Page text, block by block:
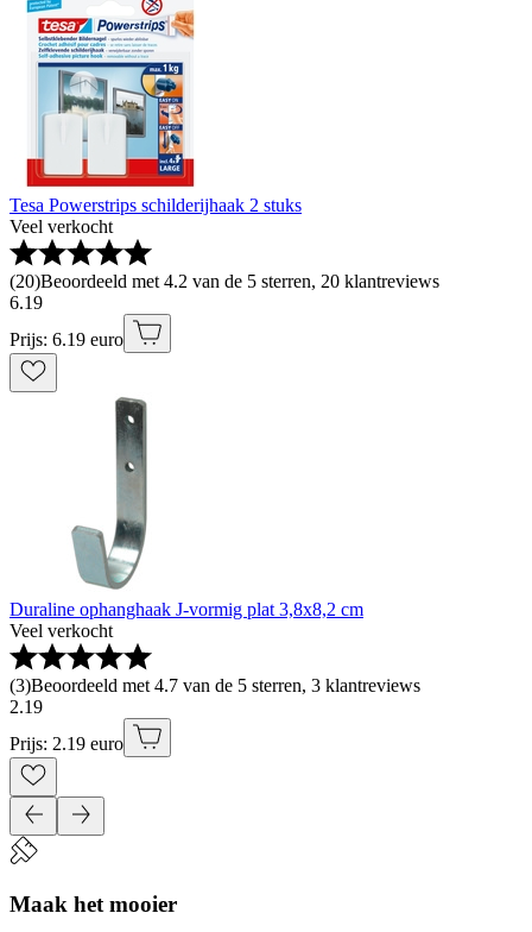
Tesa Powerstrips schilderijhaak 2 stuks
Veel verkocht
(20)Beoordeeld met 4.2 van de 5 sterren, 20 klantreviews
6.19
Prijs: 6.19 euro
Duraline ophanghaak J-vormig plat 3,8x8,2 cm
Veel verkocht
(3)Beoordeeld met 4.7 van de 5 sterren, 3 klantreviews
2.19
Prijs: 2.19 euro
Maak het mooier